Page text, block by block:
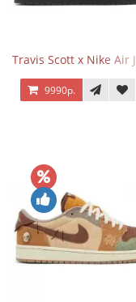
Travis Scott x Nike Air
9990р.